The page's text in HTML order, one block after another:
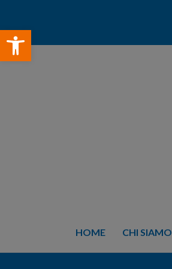
Open toolbar
HOME CHI SIAMO